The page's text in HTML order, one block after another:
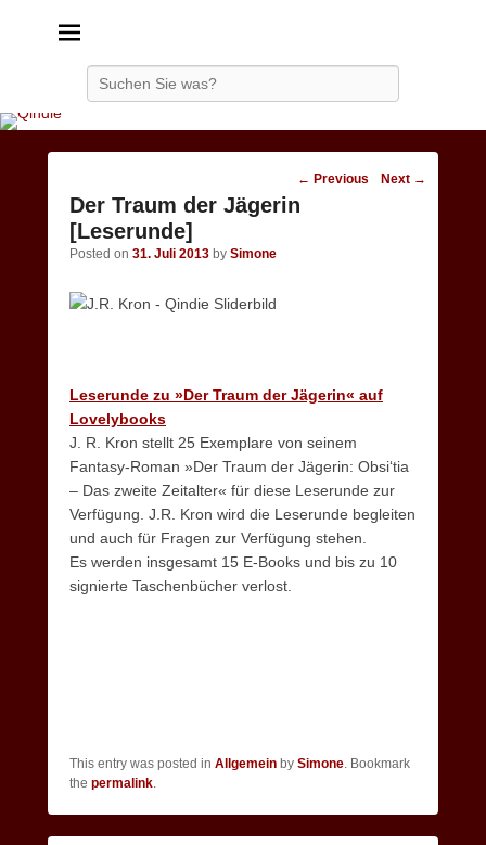
Post
navigation
← Previous Next →
Der Traum der Jägerin
[Leserunde]
Posted on 31. Juli 2013 by Simone
Leserunde zu »Der Traum der Jägerin« auf
Lovelybooks
J. R. Kron stellt 25 Exemplare von seinem
Fantasy-Roman »Der Traum der Jägerin: Obsi‘tia
– Das zweite Zeitalter« für diese Leserunde zur
Verfügung. J.R. Kron wird die Leserunde begleiten
und auch für Fragen zur Verfügung stehen.
Es werden insgesamt 15 E-Books und bis zu 10
signierte Taschenbücher verlost.
This entry was posted in Allgemein by Simone . Bookmark
the permalink